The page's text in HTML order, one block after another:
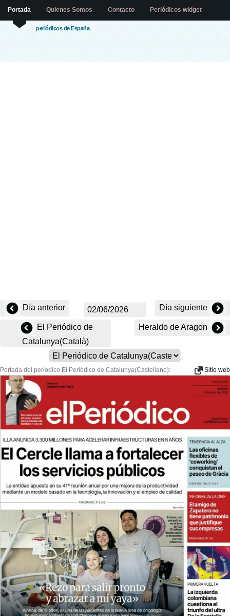
periódicos de España
Portada Quienes Somos Contacto Periódicos widget
Día anterior Día siguiente
El Periódico de
Catalunya(Català)
Heraldo de Aragon
Portada del periodico El Periódico de Catalunya(Castellano): Sitio web